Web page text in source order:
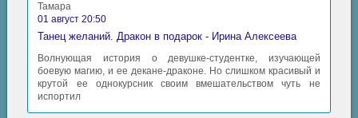
Тамара
01 август 20:50
Танец желаний. Дракон в подарок - Ирина Алексеева
Волнующая история о девушке-студентке, изучающей
боевую магию, и ее декане-драконе. Но слишком красивый и
крутой ее однокурсник своим вмешательством чуть не
испортил